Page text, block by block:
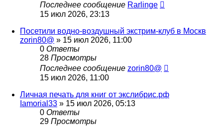
Последнее сообщение Rarlinge
15 июл 2026, 23:13
Посетили водно‑воздушный экстрим‑клуб в Москв
zorin80@ » 15 июл 2026, 11:00
0 Ответы
28 Просмотры
Последнее сообщение zorin80@
15 июл 2026, 11:00
Личная печать для книг от экслибрис.рф
Iamorial33 » 15 июл 2026, 05:13
0 Ответы
29 Просмотры